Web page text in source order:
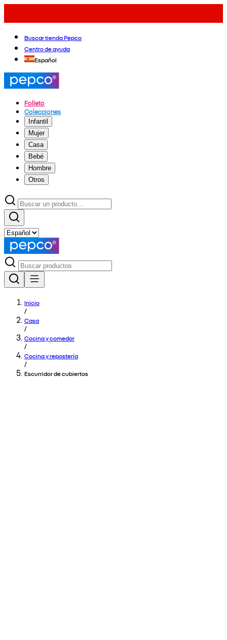
Buscar tienda Pepco
Centro de ayuda
Español
Folleto
Colecciones
Infantil
Mujer
Casa
Bebé
Hombre
Otros
Inicio
/
Casa
/
Cocina y comedor
/
Cocina y repostería
/
Escurridor de cubiertos